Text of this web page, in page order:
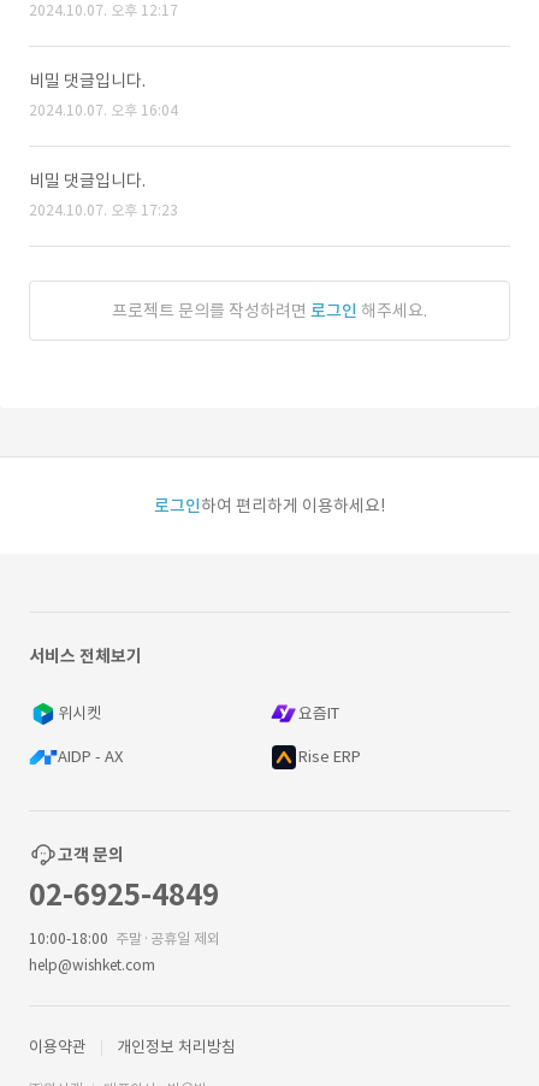
2024.10.07. 오후 12:17
비밀 댓글입니다.
2024.10.07. 오후 16:04
비밀 댓글입니다.
2024.10.07. 오후 17:23
프로젝트 문의를 작성하려면 로그인 해주세요.
로그인하여 편리하게 이용하세요!
서비스 전체보기
위시켓 요즘IT
AIDP - AX Rise ERP
고객 문의
02-6925-4849
10:00-18:00 주말·공휴일 제외
help@wishket.com
이용약관 개인정보 처리방침